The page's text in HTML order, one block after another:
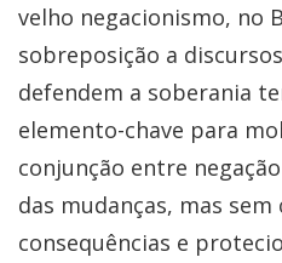
velho negacionismo, no
sobreposição a
defendem a soberania
elemento-chave para
conjunção entre
das mudanças, mas
consequências e